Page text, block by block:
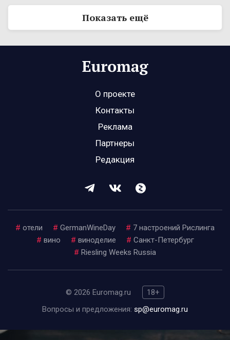
Показать ещё
О проекте
Контакты
Реклама
Партнеры
Редакция
# отели # GermanWineDay # 7 настроений Рислинга
# вино # виноделие # Санкт-Петербург
# Riesling Weeks Russia
© 2026 Euromag.ru
18+
Вопросы и предложения: sp@euromag.ru